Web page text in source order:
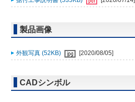
製品画像
外観写真 (52KB) [2020/08/05]
CADシンボル